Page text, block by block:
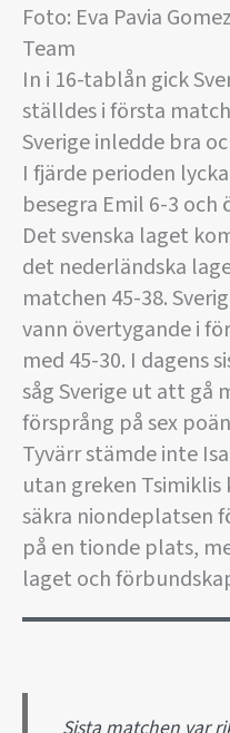
Foto: Eva Pavia
Team
In i 16-tablån gick
ställdes i första
Sverige inledde bra
I fjärde perioden
besegra Emil 6-3 och
Det svenska laget
det nederländska
matchen 45-38.
vann övertygande i
med 45-30. I dagens
såg Sverige ut att gå
försprång på sex
Tyvärr stämde inte
utan greken Tsimiklis
säkra niondeplatsen
på en tionde plats,
laget och